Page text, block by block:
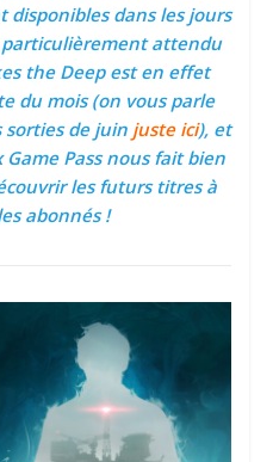
dans les jours
particulièrement attendu
the Deep est en effet
du mois (on vous parle
sorties de juin juste ici), et
Game Pass nous fait bien
les futurs titres à
abonnés !